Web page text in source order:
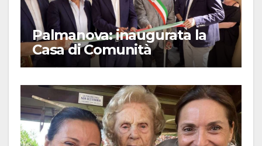
Palmanova: inaugurata la
Casa di Comunità